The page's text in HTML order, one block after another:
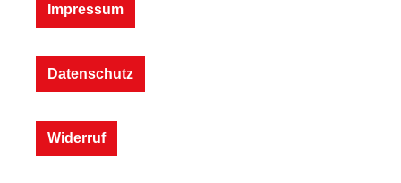
Impressum
Datenschutz
Widerruf